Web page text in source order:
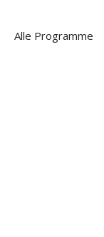
Alle Programme